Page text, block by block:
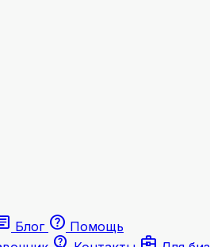
Блог help Помощь